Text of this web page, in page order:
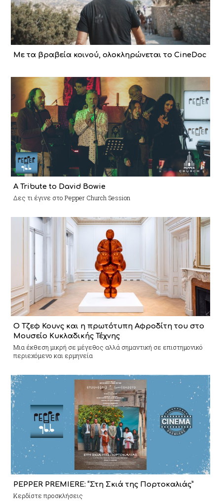
Με τα βραβεία κοινού, ολοκληρώνεται το CineDoc
A Tribute to David Bowie
Δες τι έγινε στο Pepper Church Session
Ο Τζεφ Κουνς και η πρωτότυπη Αφροδίτη του στο
Μουσείο Κυκλαδικής Τέχνης
Mια έκθεση μικρή σε μέγεθος αλλά σημαντική σε επιστημονικό
περιεχόμενο και ερμηνεία
PEPPER PREMIERE: “Στη Σκιά της Πορτοκαλιάς”
Κερδίστε προσκλήσεις